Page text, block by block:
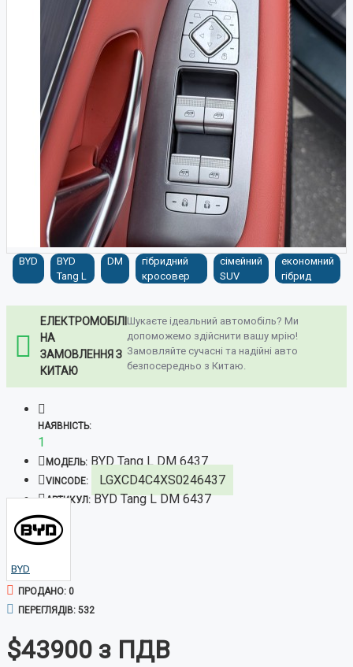
BYD
BYD
Tang L
DM
гібридний
кросовер
сімейний
SUV
економний
гібрид
ЕЛЕКТРОМОБІЛІ
НА
ЗАМОВЛЕННЯ З
КИТАЮ
Шукаєте ідеальний автомобіль? Ми
допоможемо здійснити вашу мрію!
Замовляйте сучасні та надійні авто
безпосередньо з Китаю.
НАЯВНІСТЬ:
1
МОДЕЛЬ: BYD Tang L DM 6437
VINCODE: LGXCD4C4XS0246437
АРТИКУЛ: BYD Tang L DM 6437
BYD
ПРОДАНО: 0
ПЕРЕГЛЯДІВ: 532
$43900